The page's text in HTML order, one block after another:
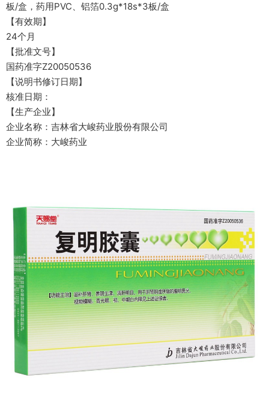
板/盒，药用PVC、铝箔0.3g*18s*3板/盒
【有效期】
24个月
【批准文号】
国药准字Z20050536
【说明书修订日期】
核准日期：
【生产企业】
企业名称：吉林省大峻药业股份有限公司
企业简称：大峻药业